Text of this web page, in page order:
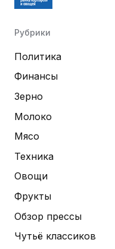
Рубрики
Политика
Финансы
Зерно
Молоко
Мясо
Техника
Овощи
Фрукты
Обзор прессы
Чутьё классиков